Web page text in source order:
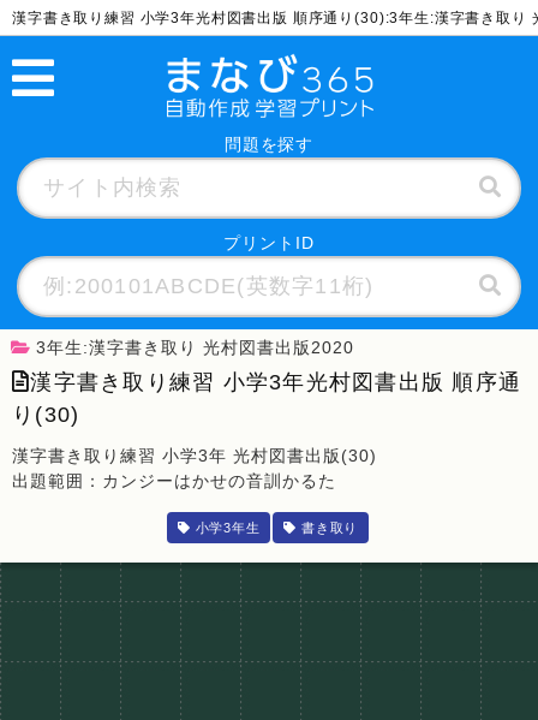
漢字書き取り練習 小学3年光村図書出版 順序通り(30):3年生:漢字書き取
問題を探す
プリントID
3年生:漢字書き取り 光村図書出版2020
漢字書き取り練習 小学3年光村図書出版 順序通
り(30)
漢字書き取り練習 小学3年 光村図書出版(30)
出題範囲：カンジーはかせの音訓かるた
小学3年生 書き取り